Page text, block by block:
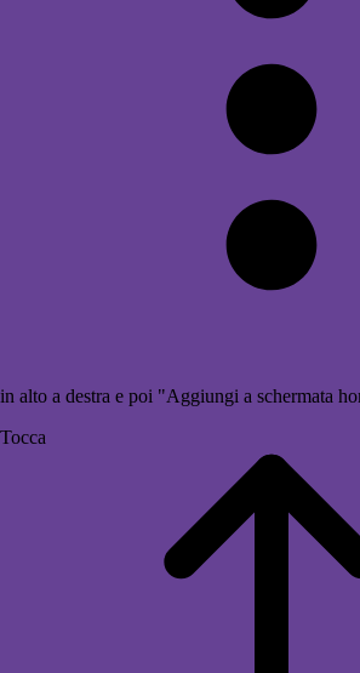
in alto a destra e poi "Aggiungi a schermata
Tocca